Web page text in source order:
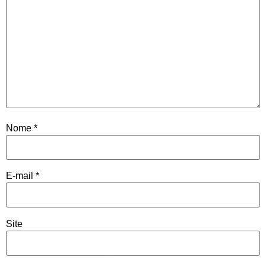
Nome *
E-mail *
Site